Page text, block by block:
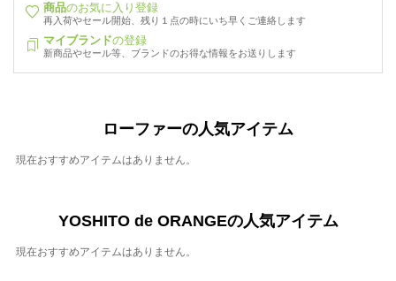
商品のお気に入り登録
再入荷やセール開始、残り１点の時にいち早くご連絡します
マイブランドの登録
新商品やセール等、ブランドのお得な情報をお送りします
ローファーの人気アイテム
現在おすすめアイテムはありません。
YOSHITO de ORANGEの人気アイテム
現在おすすめアイテムはありません。